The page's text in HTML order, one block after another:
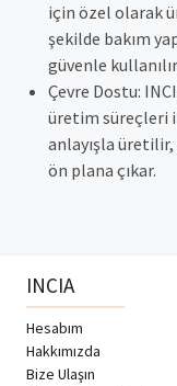
için özel olarak
şekilde bakım
güvenle
Çevre Dostu:
üretim süreçleri
anlayışla
ön plana çıkar.
INCIA
Hesabım
Hakkımızda
Bize Ulaşın